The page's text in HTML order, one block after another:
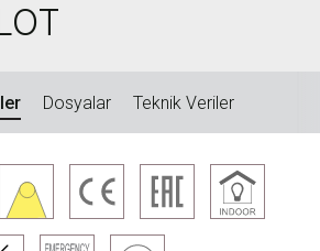
Dosyalar Teknik Veriler